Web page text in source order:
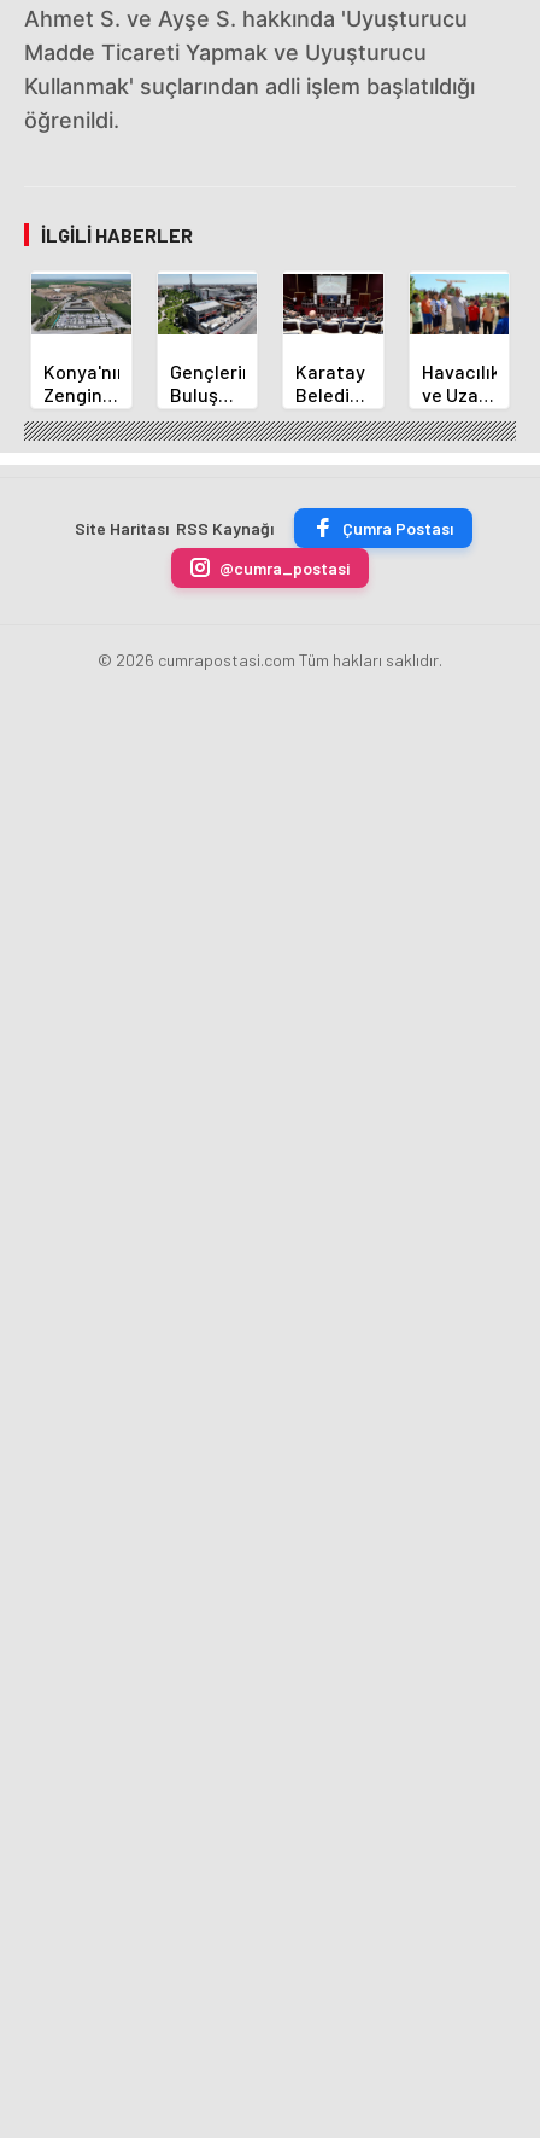
Ahmet S. ve Ayşe S. hakkında 'Uyuşturucu
Madde Ticareti Yapmak ve Uyuşturucu
Kullanmak' suçlarından adli işlem başlatıldığı
öğrenildi.
İLGILI HABERLER
Konya'nın
Zengin
Mutfağı
GastroFest'te
Tanıtılacak
Gençlerin
Buluşma
Noktası
Talha
Bayrakçı
Yükseliyor
Karatay
Belediye
Başkanı
Kılca
Yeni
Açıkladı
Havacılık
ve Uzay
Yaz
Kursu
Başladı
Site Haritası RSS Kaynağı
Çumra Postası
@cumra_postasi
© 2026 cumrapostasi.com Tüm hakları saklıdır.